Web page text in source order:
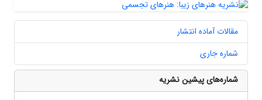
مقالات آماده انتشار
شماره جاری
شماره‌های پیشین نشریه